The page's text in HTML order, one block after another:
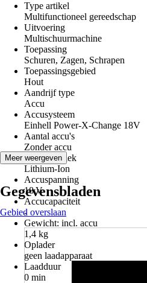
Type artikel
Multifunctioneel gereedschap
Uitvoering
Multischuurmachine
Toepassing
Schuren, Zagen, Schrapen
Toepassingsgebied
Hout
Aandrijf type
Accu
Accusysteem
Einhell Power-X-Change 18V
Aantal accu's
Zonder accu
Accutechniek
Lithium-Ion
Accuspanning
18 V
Accucapaciteit
-
Gewicht: incl. accu
1,4 kg
Oplader
geen laadapparaat
Laadduur
0 min
Meer weergeven
Gegevensbladen
Gebied overslaan